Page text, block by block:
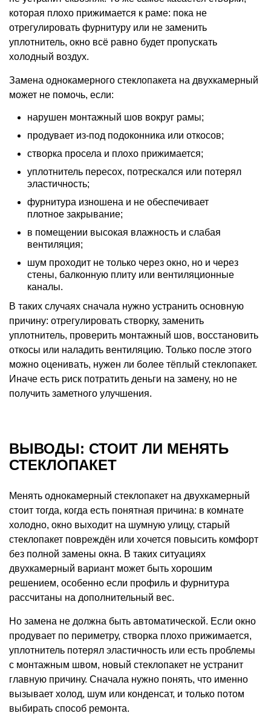
которая плохо прижимается к раме: пока не
отрегулировать фурнитуру или не заменить
уплотнитель, окно всё равно будет пропускать
холодный воздух.
Замена однокамерного стеклопакета на двухкамерный
может не помочь, если:
нарушен монтажный шов вокруг рамы;
продувает из-под подоконника или откосов;
створка просела и плохо прижимается;
уплотнитель пересох, потрескался или потерял
эластичность;
фурнитура изношена и не обеспечивает
плотное закрывание;
в помещении высокая влажность и слабая
вентиляция;
шум проходит не только через окно, но и через
стены, балконную плиту или вентиляционные
каналы.
В таких случаях сначала нужно устранить основную
причину: отрегулировать створку, заменить
уплотнитель, проверить монтажный шов, восстановить
откосы или наладить вентиляцию. Только после этого
можно оценивать, нужен ли более тёплый стеклопакет.
Иначе есть риск потратить деньги на замену, но не
получить заметного улучшения.
ВЫВОДЫ: СТОИТ ЛИ МЕНЯТЬ
СТЕКЛОПАКЕТ
Менять однокамерный стеклопакет на двухкамерный
стоит тогда, когда есть понятная причина: в комнате
холодно, окно выходит на шумную улицу, старый
стеклопакет повреждён или хочется повысить комфорт
без полной замены окна. В таких ситуациях
двухкамерный вариант может быть хорошим
решением, особенно если профиль и фурнитура
рассчитаны на дополнительный вес.
Но замена не должна быть автоматической. Если окно
продувает по периметру, створка плохо прижимается,
уплотнитель потерял эластичность или есть проблемы
с монтажным швом, новый стеклопакет не устранит
главную причину. Сначала нужно понять, что именно
вызывает холод, шум или конденсат, и только потом
выбирать способ ремонта.